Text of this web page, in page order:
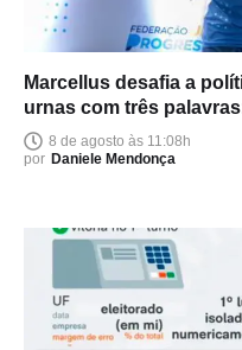
Marcellus desafia a
urnas com três
entrega
8 de agosto às 11:08h
por Daniele Mendonça